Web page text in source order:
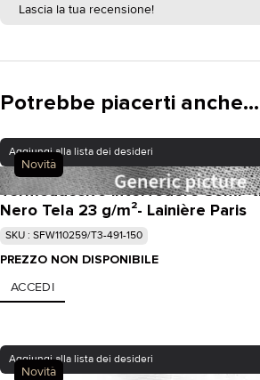
Lascia la tua recensione!
Potrebbe piacerti anche...
Novità
Aggiungi alla lista dei desideri
Termoadesivo interfodere Semi-
Nero Tela 23 g/m²- Lainière Paris
SKU : SFW110259/T3-491-150
PREZZO NON DISPONIBILE
ACCEDI
Novità
Aggiungi alla lista dei desideri